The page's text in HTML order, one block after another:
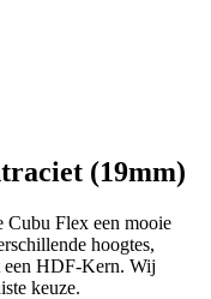
(19mm)
Cubu Flex een mooie
hoogtes,
een HDF-Kern. Wij
keuze.